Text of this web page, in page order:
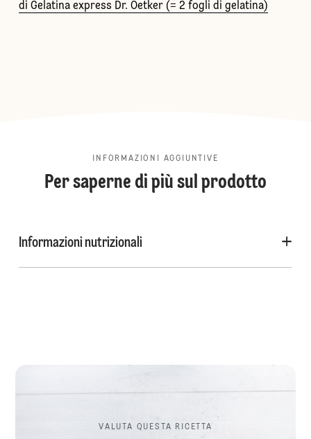
di Gelatina express Dr. Oetker (= 2 fogli di gelatina)
INFORMAZIONI AGGIUNTIVE
Per saperne di più sul prodotto
Informazioni nutrizionali
VALUTA QUESTA RICETTA